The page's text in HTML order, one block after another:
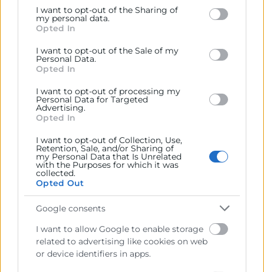
Google services and may gather and store information
including but not limited to your visit or usage
behaviour. You may click to grant or deny consent to
below specified purposes in below Google consent
section.
I want to opt-out of the Sharing of
my personal data.
Opted In
I want to opt-out of the Sale of my
Personal Data.
Opted In
I want to opt-out of processing my
Personal Data for Targeted
Advertising.
Opted In
I want to opt-out of Collection, Use,
Retention, Sale, and/or Sharing of
my Personal Data that Is Unrelated
with the Purposes for which it was
collected.
Opted Out
Google consents
I want to allow Google to enable storage
related to advertising like cookies on web
or device identifiers in apps.
1. Cadena de suministro ágil y colaborativa
del almacén, en la relación con
proveedores
comunicación constante y planificar de
forma conjunta permite sincronizar
pedidos, ajustar inventarios y evitar
paradas por falta de stock.
Elanálisis continuo de la demanda
mediante sistemas de previsión y analítica
de datos, ayuda a anticipar necesidades y
tomar decisiones con base real.
A esto se suma laautomatización de
pedidosy entregas, que reduce la